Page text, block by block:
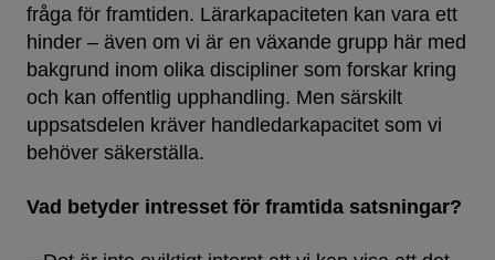
fråga för framtiden. Lärarkapaciteten kan vara ett
hinder – även om vi är en växande grupp här med
bakgrund inom olika discipliner som forskar kring
och kan offentlig upphandling. Men särskilt
uppsatsdelen kräver handledarkapacitet som vi
behöver säkerställa.
Vad betyder intresset för framtida satsningar?